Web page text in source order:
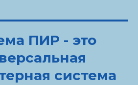
ПИР - это
система